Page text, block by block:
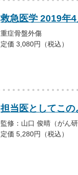
救急医学 2019年
重症骨盤外傷
定価 3,080円（税込）
担当医としてこ
監修：山口 俊晴（がん
定価 5,280円（税込）